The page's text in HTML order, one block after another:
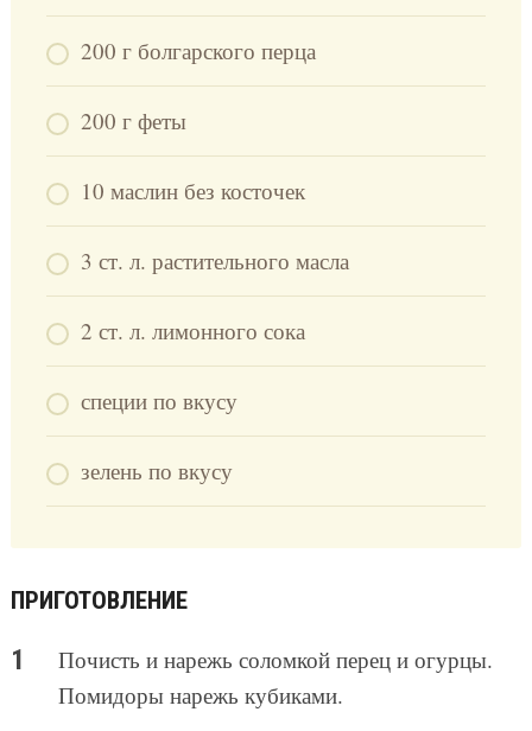
200 г болгарского перца
200 г феты
10 маслин без косточек
3 ст. л. растительного масла
2 ст. л. лимонного сока
специи по вкусу
зелень по вкусу
ПРИГОТОВЛЕНИЕ
Почисть и нарежь соломкой перец и огурцы.
Помидоры нарежь кубиками.